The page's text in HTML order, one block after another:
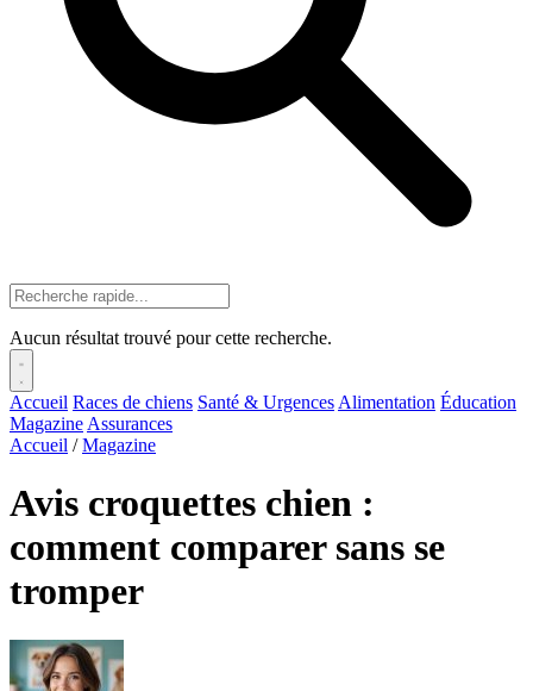
Aucun résultat trouvé pour cette recherche.
Accueil Races de chiens Santé & Urgences Alimentation Éducation
Magazine Assurances
Accueil / Magazine
Avis croquettes chien :
comment comparer sans se
tromper